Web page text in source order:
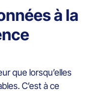
à la
que lorsqu’elles
C’est à ce